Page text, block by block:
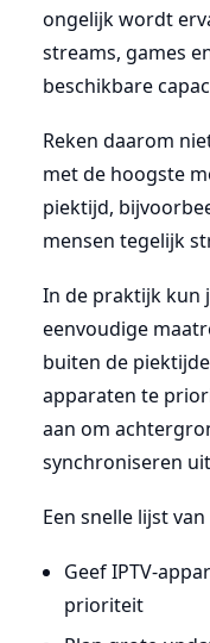
ongelijk wordt
streams, games
beschikbare
Reken daarom
met de hoogste
piektijd,
mensen tegelijk
In de praktijk kun
eenvoudige
buiten de
apparaten te
aan om
synchroniseren
Een snelle lijst
Geef IPTV-
prioriteit